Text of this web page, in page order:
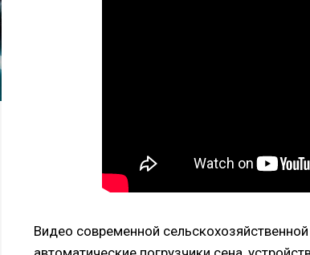
Видео современной